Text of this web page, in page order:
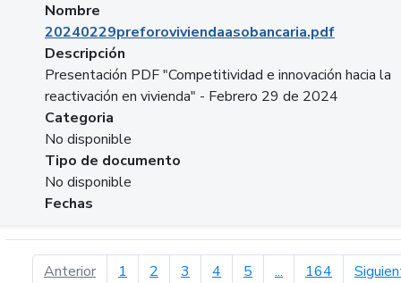
Nombre
20240229preforoviviendaasobancaria.pdf
Descripción
Presentación PDF "Competitividad e innovación hacia la
reactivación en vivienda" - Febrero 29 de 2024
Categoria
No disponible
Tipo de documento
No disponible
Fechas
Anteriorpágina anterior
1 2 3 4 5 ... 164